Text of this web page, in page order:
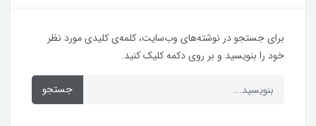
برای جستجو در نوشته‌های وب‌سایت، کلمه‌ی کلیدی مورد نظر
خود را بنویسید و بر روی دکمه کلیک کنید.
جستجو